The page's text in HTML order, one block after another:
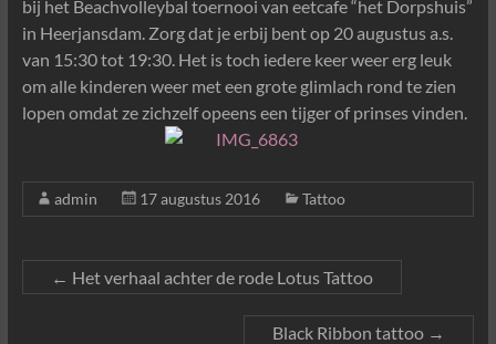
bij het Beachvolleybal toernooi van eetcafe “het Dorpshuis”
in Heerjansdam. Zorg dat je erbij bent op 20 augustus a.s.
van 15:30 tot 19:30. Het is toch iedere keer weer erg leuk
om alle kinderen weer met een grote glimlach rond te zien
lopen omdat ze zichzelf opeens een tijger of prinses vinden.
admin 17 augustus 2016 Tattoo
← Het verhaal achter de rode Lotus Tattoo
Black Ribbon tattoo →